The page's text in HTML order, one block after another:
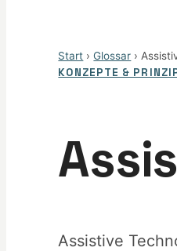
Start ›Glossar ›
KONZEPTE &
Assistive